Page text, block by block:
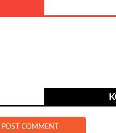
POST COMMENT